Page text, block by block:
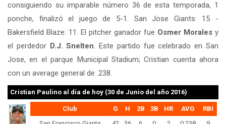
consiguiendo su imparable número 36 de esta temporada, 1
ponche, finalizó el juego de 5-1. San Jose Giants: 15 -
Bakersfield Blaze: 11. El pitcher ganador fue Osmer Morales y
el perdedor D.J. Snelten. Este partido fue celebrado en San
Jose, en el parque Municipal Stadium; Cristian cuenta ahora
con un average general de .238.
Cristian Paulino al día de hoy (30 de Junio del año 2016)
Club G H 2B 3B HR AVG
RBI